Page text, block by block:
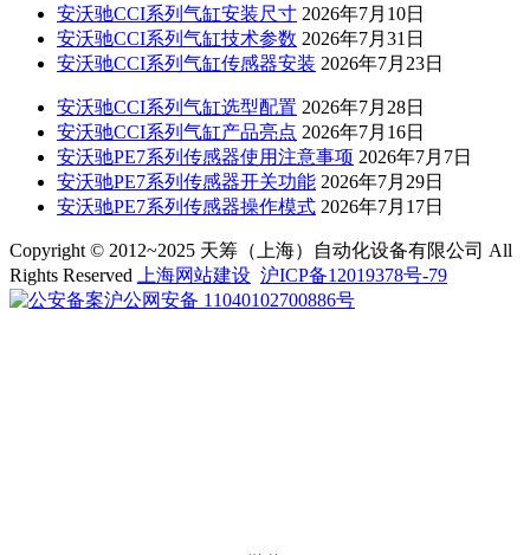
安沃驰CCI系列气缸安装尺寸 2026年7月10日
安沃驰CCI系列气缸技术参数 2026年7月31日
安沃驰CCI系列气缸传感器安装 2026年7月23日
安沃驰CCI系列气缸选型配置 2026年7月28日
安沃驰CCI系列气缸产品亮点 2026年7月16日
安沃驰PE7系列传感器使用注意事项 2026年7月7日
安沃驰PE7系列传感器开关功能 2026年7月29日
安沃驰PE7系列传感器操作模式 2026年7月17日
Copyright © 2012~2025 天筹（上海）自动化设备有限公司 All
Rights Reserved
上海网站建设 沪ICP备12019378号-79
沪公网安备 11040102700886号